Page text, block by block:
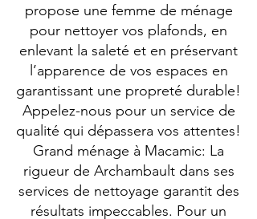
propose une femme de ménage
pour nettoyer vos plafonds, en
enlevant la saleté et en préservant
l’apparence de vos espaces en
garantissant une propreté durable!
Appelez-nous pour un service de
qualité qui dépassera vos attentes!
Grand ménage à Macamic: La
rigueur de Archambault dans ses
services de nettoyage garantit des
résultats impeccables. Pour un